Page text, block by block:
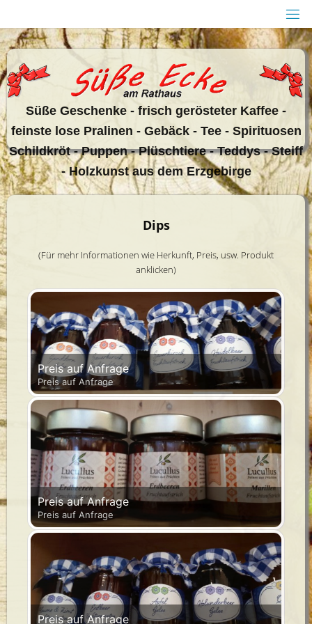
springen
Süße Geschenke - frisch gerösteter Kaffee -
feinste lose Pralinen - Gebäck - Tee - Spirituosen
Schildkröt - Puppen - Plüschtiere - Teddys - Steiff
- Holzkunst aus dem Erzgebirge
Dips
(Für mehr Informationen wie Herkunft, Preis, usw. Produkt
anklicken)
Preis auf Anfrage
Preis auf Anfrage
Preis auf Anfrage
Preis auf Anfrage
Preis auf Anfrage